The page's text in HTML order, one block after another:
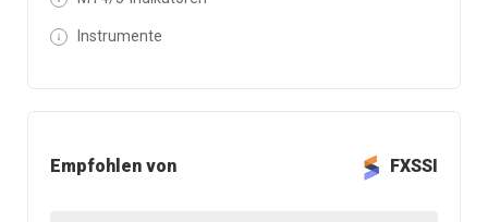
Instrumente
Empfohlen von FXSSI